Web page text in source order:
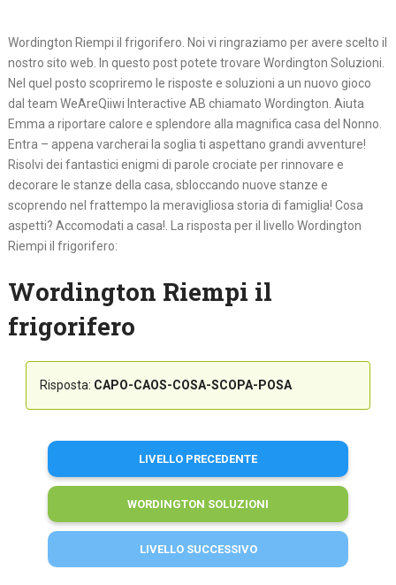
Wordington Riempi il frigorifero. Noi vi ringraziamo per avere scelto il
nostro sito web. In questo post potete trovare Wordington Soluzioni.
Nel quel posto scopriremo le risposte e soluzioni a un nuovo gioco
dal team WeAreQiiwi Interactive AB chiamato Wordington. Aiuta
Emma a riportare calore e splendore alla magnifica casa del Nonno.
Entra – appena varcherai la soglia ti aspettano grandi avventure!
Risolvi dei fantastici enigmi di parole crociate per rinnovare e
decorare le stanze della casa, sbloccando nuove stanze e
scoprendo nel frattempo la meravigliosa storia di famiglia! Cosa
aspetti? Accomodati a casa!. La risposta per il livello Wordington
Riempi il frigorifero:
Wordington Riempi il
frigorifero
Risposta: CAPO-CAOS-COSA-SCOPA-POSA
LIVELLO PRECEDENTE
WORDINGTON SOLUZIONI
LIVELLO SUCCESSIVO